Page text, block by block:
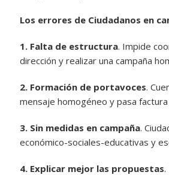
Los errores de Ciudadanos en
1. Falta de estructura. Impide
dirección y realizar una campaña
2. Formación de portavoces.
mensaje homogéneo y pasa
3. Sin medidas en campaña.
económico-sociales-educativas y
4. Explicar mejor las propuestas.